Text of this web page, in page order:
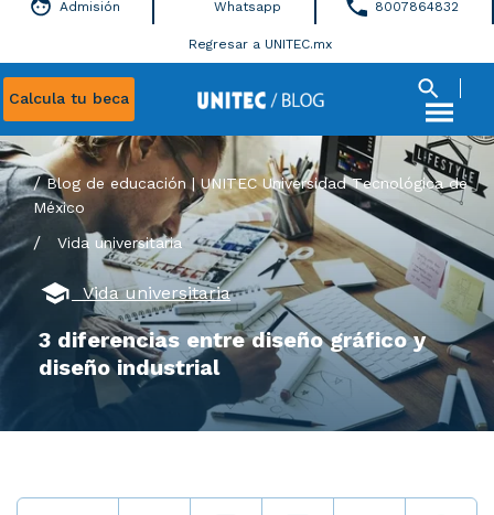
Calcula tu beca
Admisión Whatsapp 8007864832
Regresar a UNITEC.mx
Blog de educación | UNITEC Universidad Tecnológica de
México
/ Vida universitaria
Vida universitaria
3 diferencias entre diseño gráfico y
diseño industrial